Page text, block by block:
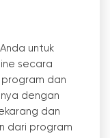
untuk
secara
dan
dengan
dan
dari program